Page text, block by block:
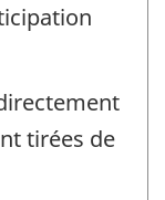
tirées de